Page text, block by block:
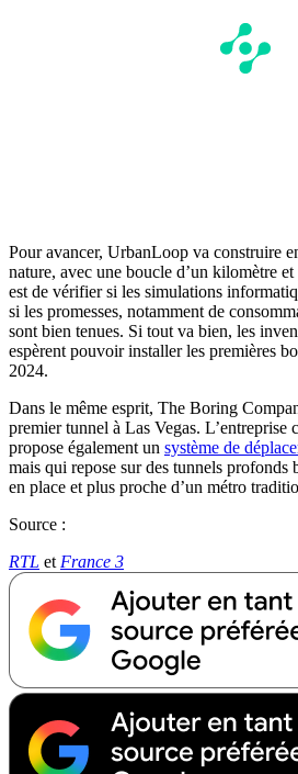
Pour avancer, UrbanLoop va construire
nature, avec une boucle d’un kilomètre
est de vérifier si les simulations
si les promesses, notamment de
sont bien tenues. Si tout va bien, les
espèrent pouvoir installer les premières
2024.
Dans le même esprit, The Boring
premier tunnel à Las Vegas. L’entreprise
propose également un système de
mais qui repose sur des tunnels profonds
en place et plus proche d’un métro
Source :
RTL et France 3